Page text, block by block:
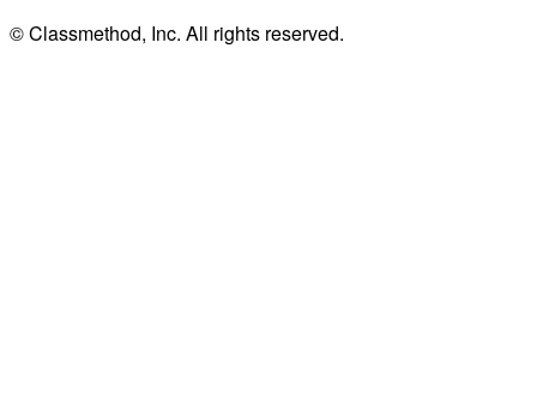
© Classmethod, Inc. All rights reserved.